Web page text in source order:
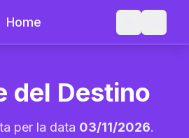
Home
del Destino
per la data 03/11/2026.